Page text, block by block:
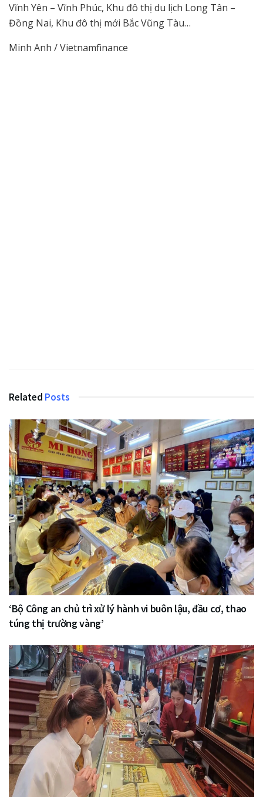
Vĩnh Yên – Vĩnh Phúc, Khu đô thị du lịch Long Tân –
Đồng Nai, Khu đô thị mới Bắc Vũng Tàu…
Minh Anh / Vietnamfinance
Related Posts
‘Bộ Công an chủ trì xử lý hành vi buôn lậu, đầu cơ, thao
túng thị trường vàng’